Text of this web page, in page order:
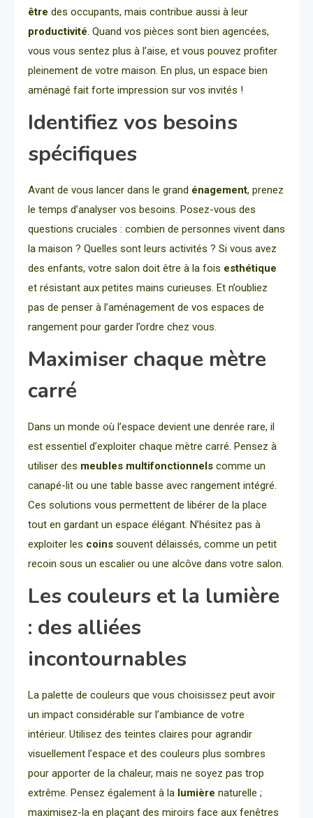
être des occupants, mais contribue aussi à leur
productivité. Quand vos pièces sont bien agencées,
vous vous sentez plus à l’aise, et vous pouvez profiter
pleinement de votre maison. En plus, un espace bien
aménagé fait forte impression sur vos invités !
Identifiez vos besoins
spécifiques
Avant de vous lancer dans le grand énagement, prenez
le temps d’analyser vos besoins. Posez-vous des
questions cruciales : combien de personnes vivent dans
la maison ? Quelles sont leurs activités ? Si vous avez
des enfants, votre salon doit être à la fois esthétique
et résistant aux petites mains curieuses. Et n’oubliez
pas de penser à l’aménagement de vos espaces de
rangement pour garder l’ordre chez vous.
Maximiser chaque mètre
carré
Dans un monde où l’espace devient une denrée rare, il
est essentiel d’exploiter chaque mètre carré. Pensez à
utiliser des meubles multifonctionnels comme un
canapé-lit ou une table basse avec rangement intégré.
Ces solutions vous permettent de libérer de la place
tout en gardant un espace élégant. N’hésitez pas à
exploiter les coins souvent délaissés, comme un petit
recoin sous un escalier ou une alcôve dans votre salon.
Les couleurs et la lumière
: des alliées
incontournables
La palette de couleurs que vous choisissez peut avoir
un impact considérable sur l’ambiance de votre
intérieur. Utilisez des teintes claires pour agrandir
visuellement l’espace et des couleurs plus sombres
pour apporter de la chaleur, mais ne soyez pas trop
extrême. Pensez également à la lumière naturelle ;
maximisez-la en plaçant des miroirs face aux fenêtres